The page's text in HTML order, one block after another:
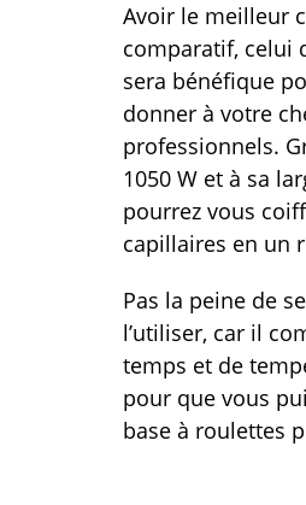
Avoir le meilleur
comparatif, celui
sera bénéfique
donner à votre
professionnels.
1050 W et à sa
pourrez vous
capillaires en un
Pas la peine de
l’utiliser, car il
temps et de
pour que vous
base à roulettes